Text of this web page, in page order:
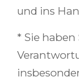
und ins
* Sie